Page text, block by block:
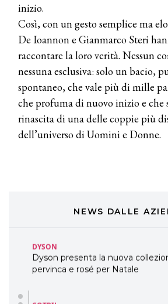
inizio.
Così, con un gesto semplice ma
De Ioannon e Gianmarco Steri
raccontare la loro verità. Nessun
nessuna esclusiva: solo un bacio,
spontaneo, che vale più di mille
che profuma di nuovo inizio e che
rinascita di una delle coppie più
dell’universo di Uomini e Donne.
NEWS DALLE
LABEL.M lancia la sua innovativa
eco-sostenibile linea di prodotti
professionali
DAVINES
Davines presenta cofanetti
preziosi per un regalo adatto ad
ogni capello
COSMOPROF WORLDWIDE BOLOGNA
Cosmprof Worldwide Bologna
Dyson presenta la nuova
COTRIL
Continua la carrellata di look